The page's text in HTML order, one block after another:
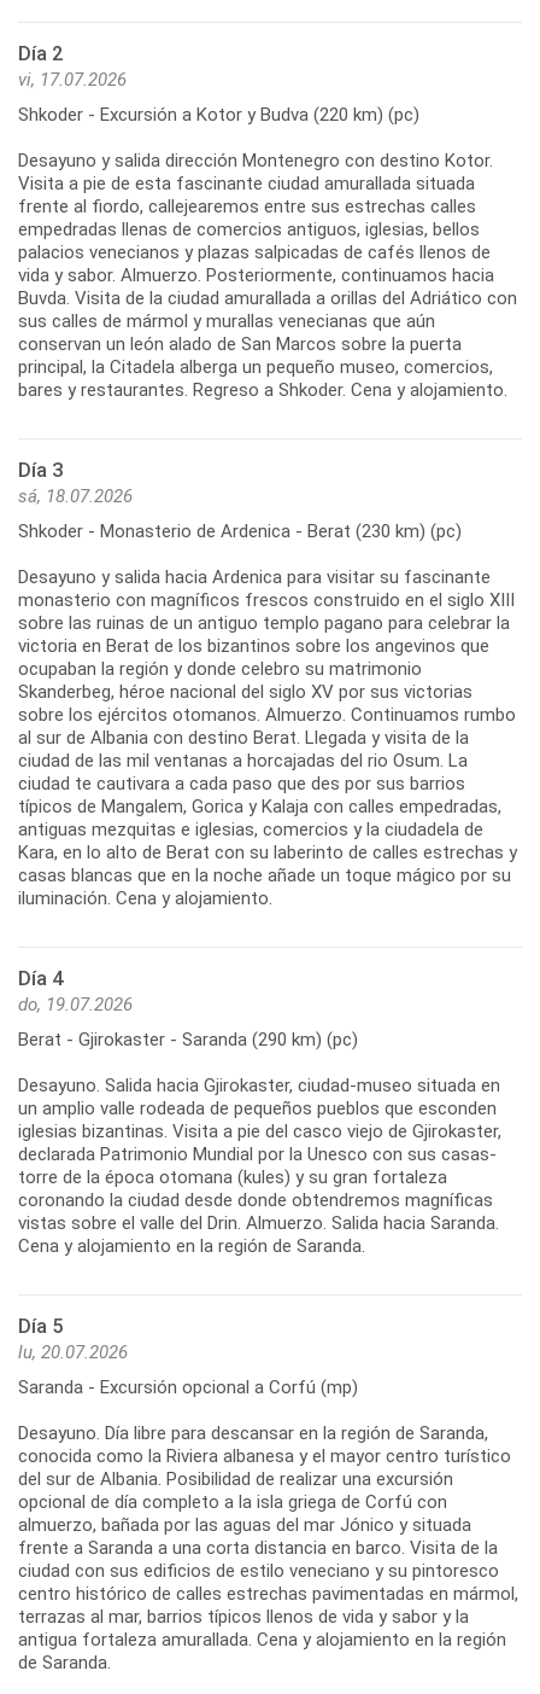
Día 2
vi, 17.07.2026
Shkoder - Excursión a Kotor y Budva (220 km) (pc)
Desayuno y salida dirección Montenegro con destino Kotor.
Visita a pie de esta fascinante ciudad amurallada situada
frente al fiordo, callejearemos entre sus estrechas calles
empedradas llenas de comercios antiguos, iglesias, bellos
palacios venecianos y plazas salpicadas de cafés llenos de
vida y sabor. Almuerzo. Posteriormente, continuamos hacia
Buvda. Visita de la ciudad amurallada a orillas del Adriático con
sus calles de mármol y murallas venecianas que aún
conservan un león alado de San Marcos sobre la puerta
principal, la Citadela alberga un pequeño museo, comercios,
Día 3
sá, 18.07.2026
Shkoder - Monasterio de Ardenica - Berat (230 km) (pc)
Desayuno y salida hacia Ardenica para visitar su fascinante
monasterio con magníficos frescos construido en el siglo XIII
sobre las ruinas de un antiguo templo pagano para celebrar la
victoria en Berat de los bizantinos sobre los angevinos que
ocupaban la región y donde celebro su matrimonio
Skanderbeg, héroe nacional del siglo XV por sus victorias
sobre los ejércitos otomanos. Almuerzo. Continuamos rumbo
al sur de Albania con destino Berat. Llegada y visita de la
ciudad de las mil ventanas a horcajadas del rio Osum. La
ciudad te cautivara a cada paso que des por sus barrios
típicos de Mangalem, Gorica y Kalaja con calles empedradas,
antiguas mezquitas e iglesias, comercios y la ciudadela de
Kara, en lo alto de Berat con su laberinto de calles estrechas y
casas blancas que en la noche añade un toque mágico por su
Día 4
do, 19.07.2026
Berat - Gjirokaster - Saranda (290 km) (pc)
Desayuno. Salida hacia Gjirokaster, ciudad-museo situada en
un amplio valle rodeada de pequeños pueblos que esconden
iglesias bizantinas. Visita a pie del casco viejo de Gjirokaster,
declarada Patrimonio Mundial por la Unesco con sus casas-
torre de la época otomana (kules) y su gran fortaleza
coronando la ciudad desde donde obtendremos magníficas
vistas sobre el valle del Drin. Almuerzo. Salida hacia Saranda.
Día 5
lu, 20.07.2026
Saranda - Excursión opcional a Corfú (mp)
Desayuno. Día libre para descansar en la región de Saranda,
conocida como la Riviera albanesa y el mayor centro turístico
del sur de Albania. Posibilidad de realizar una excursión
opcional de día completo a la isla griega de Corfú con
almuerzo, bañada por las aguas del mar Jónico y situada
frente a Saranda a una corta distancia en barco. Visita de la
ciudad con sus edificios de estilo veneciano y su pintoresco
centro histórico de calles estrechas pavimentadas en mármol,
terrazas al mar, barrios típicos llenos de vida y sabor y la
antigua fortaleza amurallada. Cena y alojamiento en la región